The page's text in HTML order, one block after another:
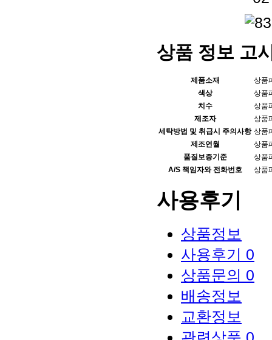
상품 정보 고
제품소재
상품
색상
상품
치수
상품
제조자
상품
세탁방법 및 취급시 주의사항 상품
제조연월
상품
품질보증기준
상품
A/S 책임자와 전화번호
상품
사용후기
상품정보
사용후기 0
상품문의 0
배송정보
교환정보